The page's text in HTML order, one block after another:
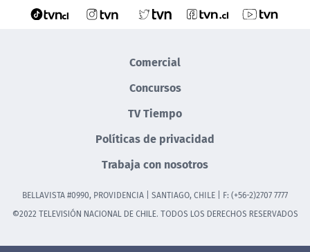
Comercial
Concursos
TV Tiempo
Políticas de privacidad
Trabaja con nosotros
BELLAVISTA #0990, PROVIDENCIA | SANTIAGO, CHILE | F: (+56-2)2707 7777
©2022 TELEVISIÓN NACIONAL DE CHILE. TODOS LOS DERECHOS RESERVADOS